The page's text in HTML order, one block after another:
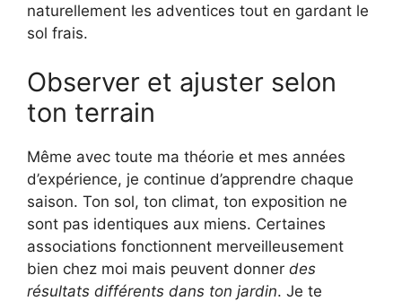
naturellement les adventices tout en gardant le
sol frais.
Observer et ajuster selon
ton terrain
Même avec toute ma théorie et mes années
d’expérience, je continue d’apprendre chaque
saison. Ton sol, ton climat, ton exposition ne
sont pas identiques aux miens. Certaines
associations fonctionnent merveilleusement
bien chez moi mais peuvent donner des
résultats différents dans ton jardin. Je te